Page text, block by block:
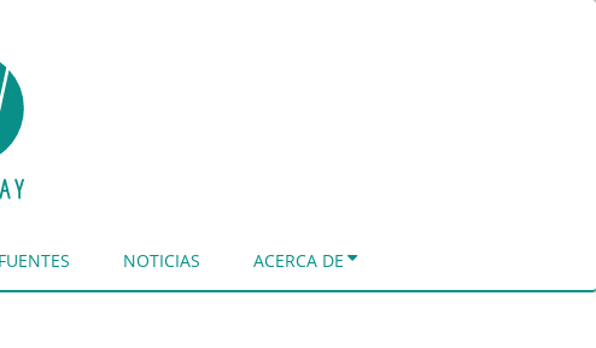
FUENTES NOTICIAS ACERCA DE